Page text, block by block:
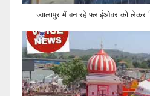
ज्वालापुर में बन रहे फ्लाईओवर को लेकर